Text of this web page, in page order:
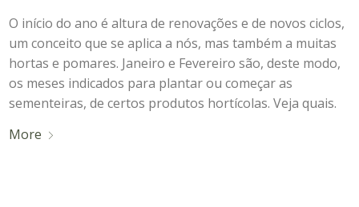
O início do ano é altura de renovações e de novos ciclos,
um conceito que se aplica a nós, mas também a muitas
hortas e pomares. Janeiro e Fevereiro são, deste modo,
os meses indicados para plantar ou começar as
sementeiras, de certos produtos hortícolas. Veja quais.
More